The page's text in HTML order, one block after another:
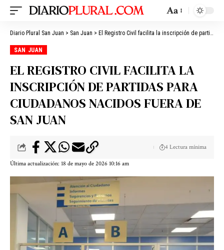
Aa
Diario Plural San Juan > San Juan > El Registro Civil facilita la inscripción de partidas para ciudadanos nacidos fuera de San Juan
SAN JUAN
EL REGISTRO CIVIL FACILITA LA
INSCRIPCIÓN DE PARTIDAS PARA
CIUDADANOS NACIDOS FUERA DE
SAN JUAN
Última actualización: 18 de mayo de 2026 10:16 am
4 Lectura mínima